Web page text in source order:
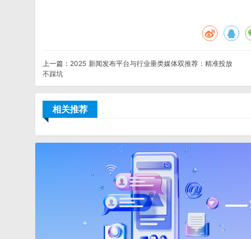
上一篇： 2025 新闻发布平台与行业垂类媒体双推荐：精准投放
不踩坑
相关推荐